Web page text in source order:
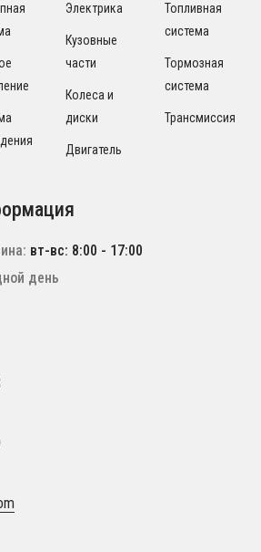
Электрика
Кузовные
части
Колеса и
диски
Двигатель
Топливная
система
Тормозная
система
Трансмиссия
вт-вс: 8:00 - 17:00
день